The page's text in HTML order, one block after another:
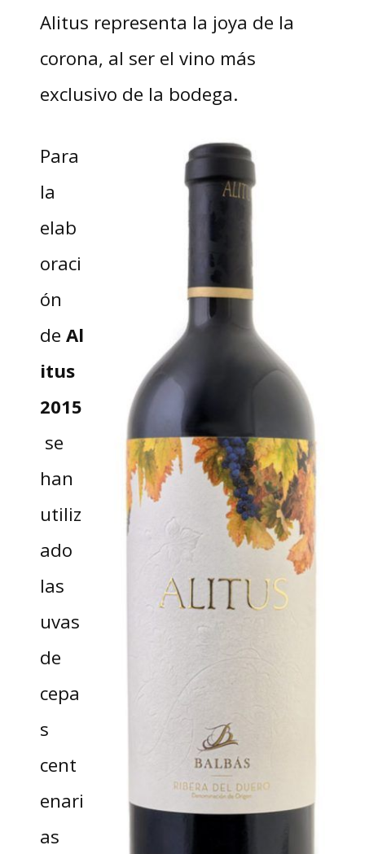
Alitus representa la joya de la
corona, al ser el vino más
exclusivo de la bodega.
Para
la
elab
oraci
ón
de Al
itus
2015
se
han
utiliz
ado
las
uvas
de
cepa
s
cent
enari
as